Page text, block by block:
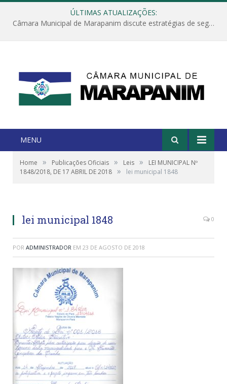
ÚLTIMAS ATUALIZAÇÕES:
Câmara Municipal de Marapanim discute estratégias de segurança com autoridades e poder executivo
MENU
Home » Publicações Oficiais » Leis »
LEI MUNICIPAL Nº
1848/2018, DE 17 ABRIL DE 2018 » lei municipal 1848
lei municipal 1848 0
POR ADMINISTRADOR EM 23 DE AGOSTO DE 2018